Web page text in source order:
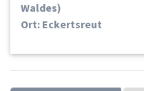
Waldes)
Ort: Eckertsreut